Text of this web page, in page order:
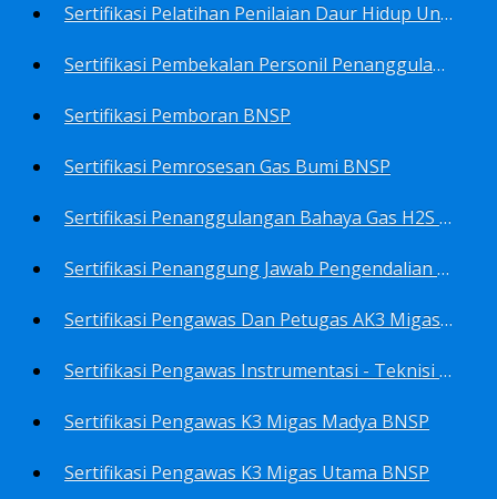
Sertifikasi Pelatihan Penilaian Daur Hidup Untuk PROPER (Life Cycle Asssment) BNSP
Sertifikasi Pembekalan Personil Penanggulangan Pencemaran Tingkat On-Scene Commander (IMO Level 2) BNSP
Sertifikasi Pemboran BNSP
Sertifikasi Pemrosesan Gas Bumi BNSP
Sertifikasi Penanggulangan Bahaya Gas H2S BNSP
Sertifikasi Penanggung Jawab Pengendalian Pencemaran Udara BNSP
Sertifikasi Pengawas Dan Petugas AK3 Migas BNSP
Sertifikasi Pengawas Instrumentasi - Teknisi Instrumentasi Tingkat 1 Dan 2 BNSP
Sertifikasi Pengawas K3 Migas Madya BNSP
Sertifikasi Pengawas K3 Migas Utama BNSP